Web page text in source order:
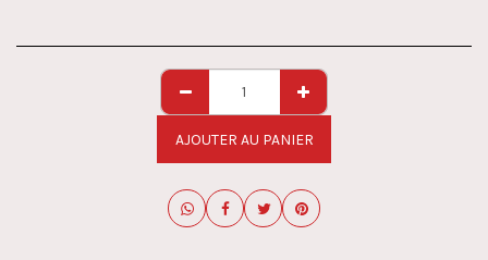
AJOUTER AU PANIER